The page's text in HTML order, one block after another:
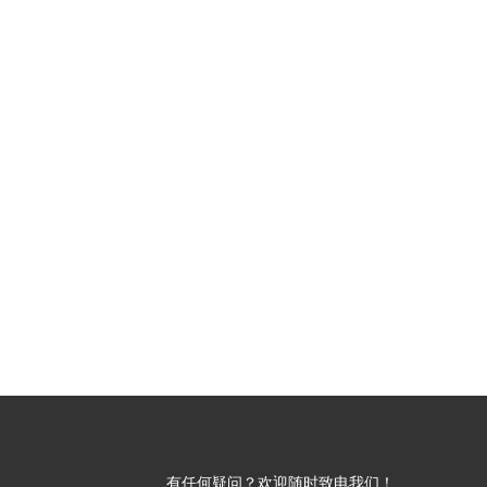
有任何疑问？欢迎随时致电我们！